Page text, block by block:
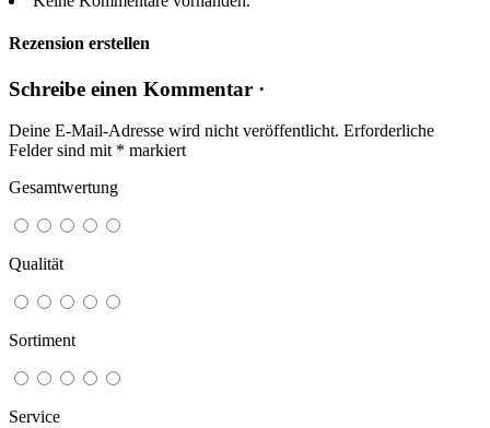
Rezension erstellen
Schreibe einen Kommentar ·
Deine E-Mail-Adresse wird nicht veröffentlicht. Erforderliche
Felder sind mit * markiert
Gesamtwertung
Qualität
Sortiment
Service